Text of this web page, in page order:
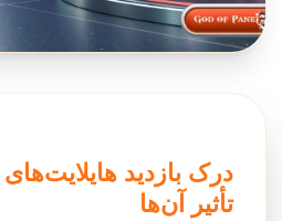
درک بازدید هایلایت‌های
تأثیر آن‌ها